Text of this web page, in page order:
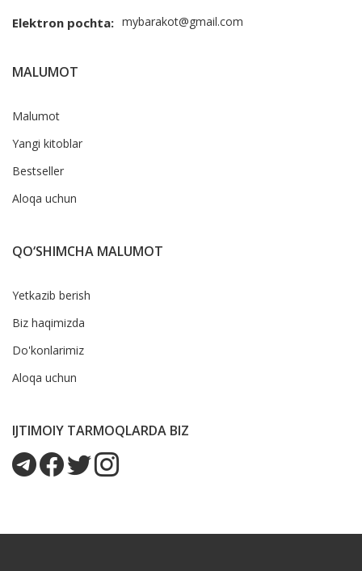
Elektron pochta: mybarakot@gmail.com
MALUMOT
Malumot
Yangi kitoblar
Bestseller
Aloqa uchun
QO‘SHIMCHA MALUMOT
Yetkazib berish
Biz haqimizda
Do'konlarimiz
Aloqa uchun
IJTIMOIY TARMOQLARDA BIZ